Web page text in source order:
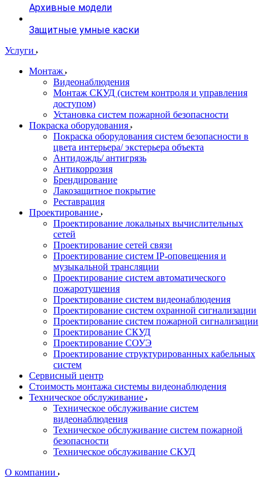
Архивные модели
Защитные умные каски
Услуги
Монтаж
Видеонаблюдения
Монтаж СКУД (систем контроля и управления
доступом)
Установка систем пожарной безопасности
Покраска оборудования
Покраска оборудования систем безопасности в
цвета интерьера/ экстерьера объекта
Антидождь/ антигрязь
Антикоррозия
Брендирование
Лакозащитное покрытие
Реставрация
Проектирование
Проектирование локальных вычислительных
сетей
Проектирование сетей связи
Проектирование систем IP-оповещения и
музыкальной трансляции
Проектирование систем автоматического
пожаротушения
Проектирование систем видеонаблюдения
Проектирование систем охранной сигнализации
Проектирование систем пожарной сигнализации
Проектирование СКУД
Проектирование СОУЭ
Проектирование структурированных кабельных
систем
Сервисный центр
Стоимость монтажа системы видеонаблюдения
Техническое обслуживание
Техническое обслуживание систем
видеонаблюдения
Техническое обслуживание систем пожарной
безопасности
Техническое обслуживание СКУД
О компании